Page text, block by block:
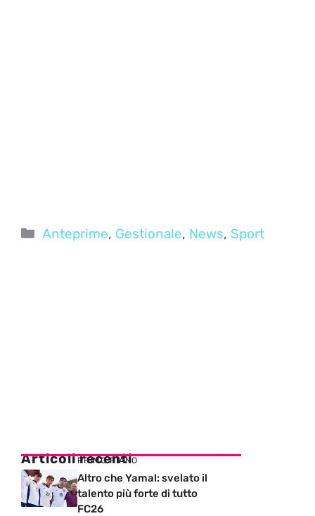
Categorie
Anteprime, Gestionale, News, Sport
Articoli recenti
PRIMO PIANO
Altro che Yamal: svelato il
talento più forte di tutto
FC26